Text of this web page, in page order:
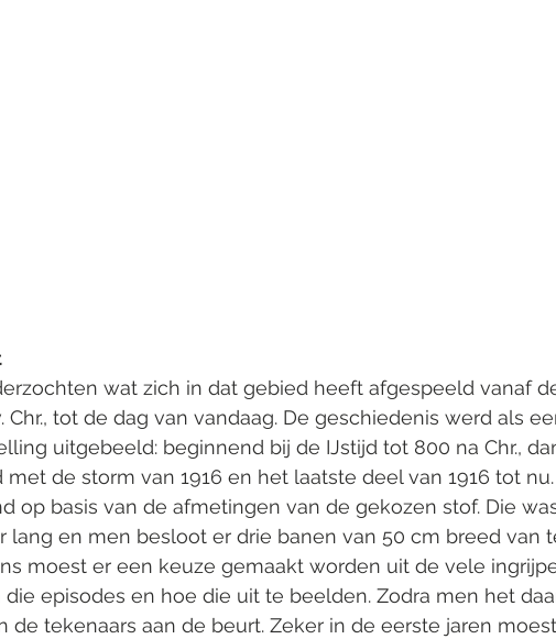
wat zich in dat gebied heeft afgespeeld vanaf
Chr., tot de dag van vandaag. De geschiedenis werd als
uitgebeeld: beginnend bij de IJstijd tot 800 na Chr.,
de storm van 1916 en het laatste deel van 1916 tot
op basis van de afmetingen van de gekozen stof. Die
lang en men besloot er drie banen van 50 cm breed van
moest er een keuze gemaakt worden uit de vele
episodes en hoe die uit te beelden. Zodra men het
de tekenaars aan de beurt. Zeker in de eerste jaren